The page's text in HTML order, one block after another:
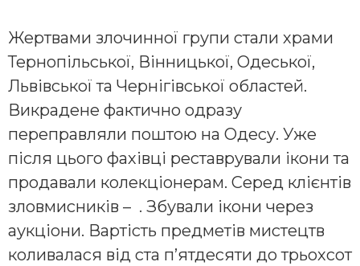
Жертвами злочинної групи стали храми
Тернопільської, Вінницької, Одеської,
Львівської та Чернігівської областей.
Викрадене фактично одразу
переправляли поштою на Одесу. Уже
після цього фахівці реставрували ікони та
продавали колекціонерам. Серед клієнтів
зловмисників – . Збували ікони через
аукціони. Вартість предметів мистецтв
коливалася від ста п’ятдесяти до трьохсот